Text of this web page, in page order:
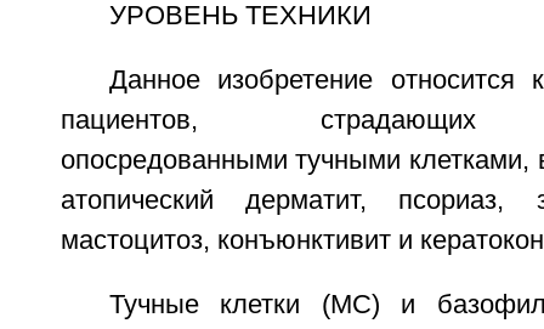
УРОВЕНЬ ТЕХНИКИ
Данное изобретение относится
пациентов, страдающих
опосредованными тучными клетками,
атопический дерматит, псориаз,
мастоцитоз, конъюнктивит и
Тучные клетки (MC) и